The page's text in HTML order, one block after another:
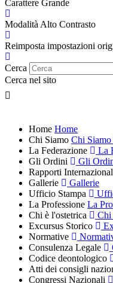
Carattere Grande
Modalità Alto Contrasto
Reimposta impostazioni
Cerca
Cerca nel sito
Home Home
Chi Siamo Chi Siamo
La Federazione
La
Gli Ordini
Gli
Rapporti
Gallerie
Gallerie
Ufficio Stampa
La Professione La
Chi è l'ostetrica
Chi
Excursus Storico
Normative
Consulenza Legale
Codice deontologico
Atti dei consigli
Congressi Nazionali